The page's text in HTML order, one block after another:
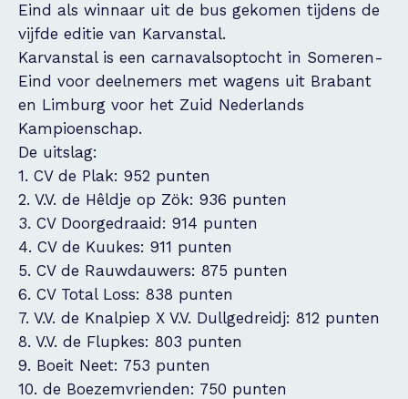
Eind als winnaar uit de bus gekomen tijdens de
vijfde editie van Karvanstal.
Karvanstal is een carnavalsoptocht in Someren-
Eind voor deelnemers met wagens uit Brabant
en Limburg voor het Zuid Nederlands
Kampioenschap.
De uitslag:
1. CV de Plak: 952 punten
2. V.V. de Hêldje op Zök: 936 punten
3. CV Doorgedraaid: 914 punten
4. CV de Kuukes: 911 punten
5. CV de Rauwdauwers: 875 punten
6. CV Total Loss: 838 punten
7. V.V. de Knalpiep X V.V. Dullgedreidj: 812 punten
8. V.V. de Flupkes: 803 punten
9. Boeit Neet: 753 punten
10. de Boezemvrienden: 750 punten